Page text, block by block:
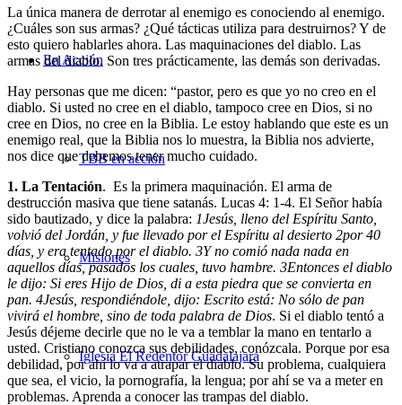
En Acción
TBB en acción
Misiones
Iglesia El Redentor Guadalajara
La única manera de derrotar al enemigo es conociendo al enemigo.
¿Cuáles son sus armas? ¿Qué tácticas utiliza para destruirnos? Y de
esto quiero hablarles ahora. Las maquinaciones del diablo. Las
armas del diablo. Son tres prácticamente, las demás son derivadas.
Hay personas que me dicen: “pastor, pero es que yo no creo en el
diablo. Si usted no cree en el diablo, tampoco cree en Dios, si no
cree en Dios, no cree en la Biblia. Le estoy hablando que este es un
enemigo real, que la Biblia nos lo muestra, la Biblia nos advierte,
nos dice que debemos tener mucho cuidado.
1. La Tentación. Es la primera maquinación. El arma de
destrucción masiva que tiene satanás. Lucas 4: 1-4. El Señor había
sido bautizado, y dice la palabra: 1Jesús, lleno del Espíritu Santo,
volvió del Jordán, y fue llevado por el Espíritu al desierto 2por 40
días, y era tentado por el diablo. 3Y no comió nada nada en
aquellos días, pasados los cuales, tuvo hambre. 3Entonces el diablo
le dijo: Si eres Hijo de Dios, di a esta piedra que se convierta en
pan. 4Jesús, respondiéndole, dijo: Escrito está: No sólo de pan
vivirá el hombre, sino de toda palabra de Dios. Si el diablo tentó a
Jesús déjeme decirle que no le va a temblar la mano en tentarlo a
usted. Cristiano conozca sus debilidades, conózcala. Porque por esa
debilidad, por ahí lo va a atrapar el diablo. Su problema, cualquiera
que sea, el vicio, la pornografía, la lengua; por ahí se va a meter en
problemas. Aprenda a conocer las trampas del diablo.